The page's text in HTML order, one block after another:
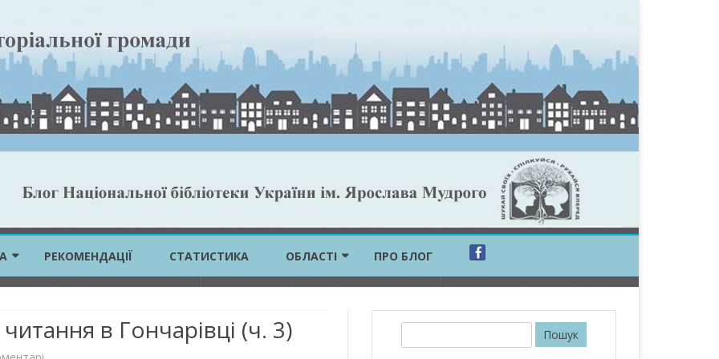
to
РЕКОМЕНДАЦІЇ СТАТИСТИКА ОБЛАСТІ ПРО БЛОГ
в Гончарівці (ч. 3)